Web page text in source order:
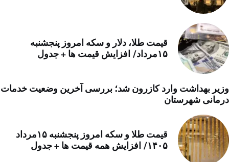
قیمت طلا، دلار و سکه امروز پنجشنبه
۱۵مرداد/ افزایش قیمت ها + جدول
وزیر بهداشت وارد کازرون شد؛ بررسی آخرین وضعیت خدمات
درمانی شهرستان
قیمت طلا و سکه امروز پنجشنبه ۱۵مرداد
۱۴۰۵/ افزایش همه قیمت ها + جدول